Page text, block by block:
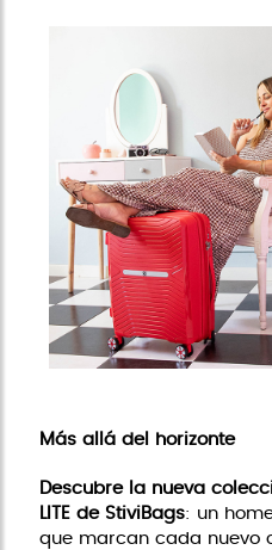
Más allá del horizonte
Descubre la nueva
LITE de StiviBags: un
que marcan cada nuevo